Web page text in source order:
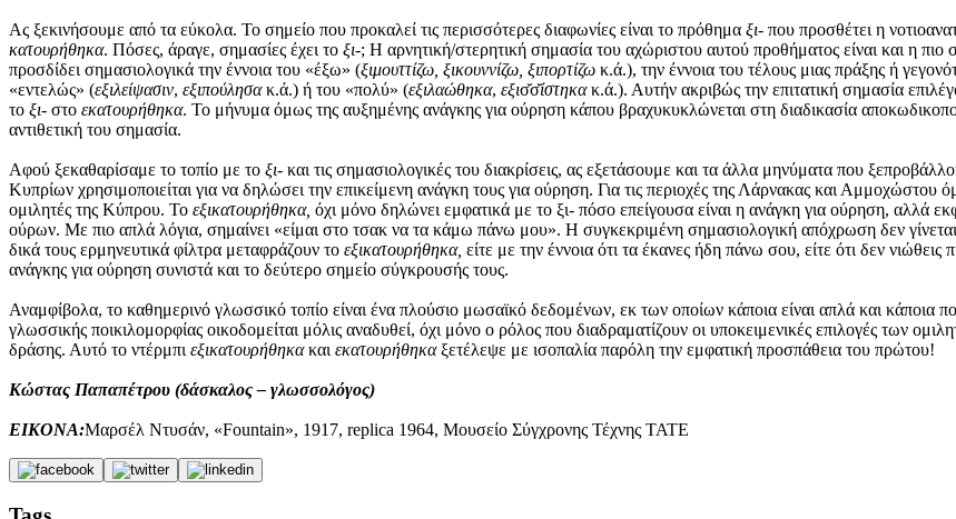
Ας ξεκινήσουμε από τα εύκολα. Το σημείο που προκαλεί τις περισσότερες διαφωνίες είναι το πρόθημα ξι- που προσθέτει η
κατουρήθηκα. Πόσες, άραγε, σημασίες έχει το ξι-; Η αρνητική/στερητική σημασία του αχώριστου αυτού προθήματος είναι και η πιο
προσδίδει σημασιολογικά την έννοια του «έξω» (ξιμουττίζω, ξικουννίζω, ξιπορτίζω κ.ά.), την έννοια του τέλους μιας πράξης ή
«εντελώς» (εξιλείψασιν, εξιπούλησακ.ά.) ή του «πολύ» (εξιλαώθηκα, εξισ̆σ̆ίστηκακ.ά.). Αυτήν ακριβώς την επιτατική σημασία
το ξι- στο εκατουρήθηκα. Το μήνυμα όμως της αυξημένης ανάγκης για ούρηση κάπου βραχυκυκλώνεται στη διαδικασία
αντιθετική του σημασία.
Αφού ξεκαθαρίσαμε το τοπίο με το ξι- και τις σημασιολογικές του διακρίσεις, ας εξετάσουμε και τα άλλα μηνύματα που
Κυπρίων χρησιμοποιείται για να δηλώσει την επικείμενη ανάγκη τους για ούρηση. Για τις περιοχές της Λάρνακας και
ομιλητές της Κύπρου. Το εξικατουρήθηκα, όχι μόνο δηλώνει εμφατικά με το ξι- πόσο επείγουσα είναι η ανάγκη για ούρηση, αλλά
ούρων. Με πιο απλά λόγια, σημαίνει «είμαι στο τσακ να τα κάμω πάνω μου». Η συγκεκριμένη σημασιολογική απόχρωση δεν
δικά τους ερμηνευτικά φίλτρα μεταφράζουν το εξικατουρήθηκα, είτε με την έννοια ότι τα έκανες ήδη πάνω σου, είτε ότι δεν
ανάγκης για ούρηση συνιστά και το δεύτερο σημείο σύγκρουσής τους.
Αναμφίβολα, το καθημερινό γλωσσικό τοπίο είναι ένα πλούσιο μωσαϊκό δεδομένων, εκ των οποίων κάποια είναι απλά και κάποια
γλωσσικής ποικιλομορφίας οικοδομείται μόλις αναδυθεί, όχι μόνο ο ρόλος που διαδραματίζουν οι υποκειμενικές επιλογές των
δράσης. Αυτό το ντέρμπι εξικατουρήθηκακαι εκατουρήθηκαξετέλεψε με ισοπαλία παρόλη την εμφατική προσπάθεια του πρώτου!
Κώστας Παπαπέτρου (δάσκαλος – γλωσσολόγος)
EIKONA:Μαρσέλ Ντυσάν, «Fountain», 1917, replica 1964, Μουσείο Σύγχρονης Τέχνης TATE